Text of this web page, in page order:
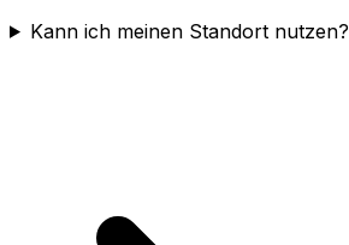
Kann ich meinen Standort nutzen?